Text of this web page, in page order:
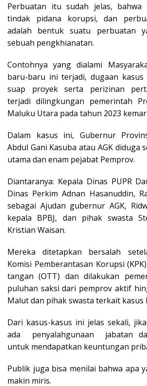
Perbuatan itu sudah jelas, bahwa
tindak pidana korupsi, dan
adalah bentuk suatu perbuatan
sebuah pengkhianatan.
Contohnya yang dialami
baru-baru ini terjadi, dugaan
suap proyek serta perizinan
terjadi dilingkungan pemerintah
Maluku Utara pada tahun 2023
Dalam kasus ini, Gubernur
Abdul Gani Kasuba atau AGK diduga
utama dan enam pejabat Pemprov.
Diantaranya: Kepala Dinas PUPR
Dinas Perkim Adnan Hasanuddin,
sebagai Ajudan gubernur AGK,
kepala BPBJ, dan pihak swasta
Kristian Waisan.
Mereka ditetapkan bersalah
Komisi Pemberantasan Korupsi
tangan (OTT) dan dilakukan
puluhan saksi dari pemprov aktif
Malut dan pihak swasta terkait
Dari kasus-kasus ini jelas sekali,
ada penyalahgunaan jabatan
untuk mendapatkan keuntungan
Publik juga bisa menilai bahwa apa
makin miris.